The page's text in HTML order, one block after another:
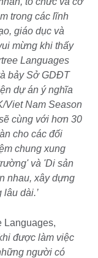
trong các lĩnh
giáo dục và
mừng khi thấy
Languages
bảy Sở GDĐT
dự án ý nghĩa
Viet Nam Season
cùng với hơn 30
cho các đối
chung xung
và 'Di sản
nhau, xây dựng
dài.’
Languages,
được làm việc
người có